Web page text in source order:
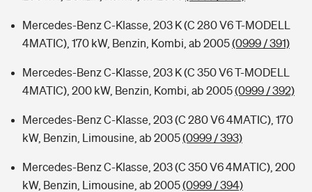
Mercedes-Benz C-Klasse, 203 K (C 280 V6 T-MODELL
4MATIC), 170 kW, Benzin, Kombi, ab 2005(0999 / 391)
Mercedes-Benz C-Klasse, 203 K (C 350 V6 T-MODELL
4MATIC), 200 kW, Benzin, Kombi, ab 2005(0999 / 392)
Mercedes-Benz C-Klasse, 203 (C 280 V6 4MATIC), 170
kW, Benzin, Limousine, ab 2005(0999 / 393)
Mercedes-Benz C-Klasse, 203 (C 350 V6 4MATIC), 200
kW, Benzin, Limousine, ab 2005(0999 / 394)